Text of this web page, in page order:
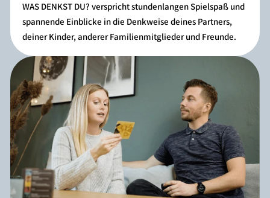
WAS DENKST DU? verspricht stundenlangen Spielspaß und
spannende Einblicke in die Denkweise deines Partners,
deiner Kinder, anderer Familienmitglieder und Freunde.